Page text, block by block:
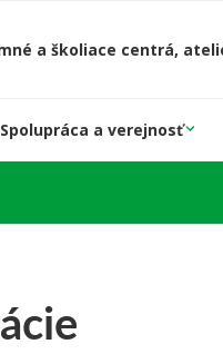
a školiace centrá,
Spolupráca a verejnosť